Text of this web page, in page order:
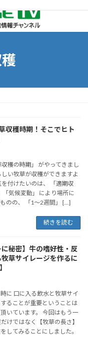
収穫時期！そこでヒト
穫の時期」 がやってきまし
い牧草が収穫ができますよ
付けたいのは、 「適期収
「気候変動」 により場所に
のの、 「1～2週間」 […]
続きを読む
に秘密】牛の嗜好性・反
草サイレージを作るに
に 口に入る飲水と牧草サイ
ることが重要ということは
いています。 今回はもう一
けではなく【牧草の長さ】
してみることにしました。